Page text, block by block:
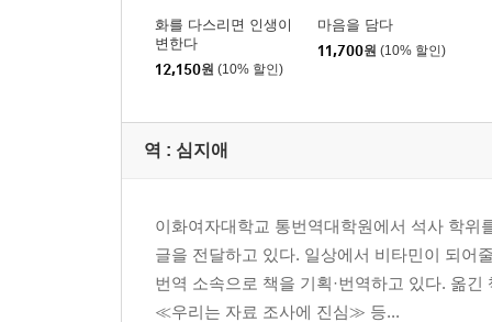
화를 다스리면 인생이
변한다
12,150원 (10% 할인)
마음을 담다
11,700원 (10% 할인)
역 : 심지애
이화여자대학교 통번역대학원에서 석사 학
글을 전달하고 있다. 일상에서 비타민이 되어
번역 소속으로 책을 기획·번역하고 있다.
≪우리는 자료 조사에 진심≫ 등...